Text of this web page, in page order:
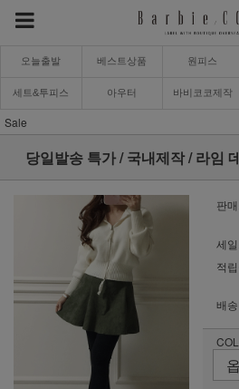
오늘출발 베스트상품 원피스
세트&투피스 아우터 바비코코제작
Sale
당일발송 특가 / 국내제작 / 라임
판
세
적
배